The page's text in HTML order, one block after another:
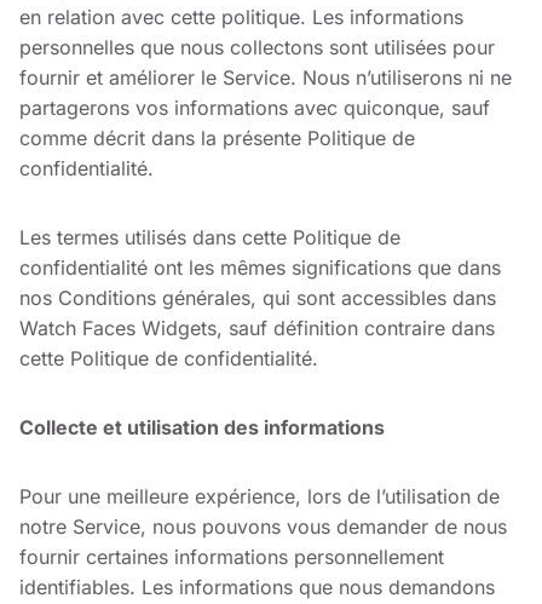
en relation avec cette politique. Les informations
personnelles que nous collectons sont utilisées pour
fournir et améliorer le Service. Nous n’utiliserons ni ne
partagerons vos informations avec quiconque, sauf
comme décrit dans la présente Politique de
confidentialité.
Les termes utilisés dans cette Politique de
confidentialité ont les mêmes significations que dans
nos Conditions générales, qui sont accessibles dans
Watch Faces Widgets, sauf définition contraire dans
cette Politique de confidentialité.
Collecte et utilisation des informations
Pour une meilleure expérience, lors de l’utilisation de
notre Service, nous pouvons vous demander de nous
fournir certaines informations personnellement
identifiables. Les informations que nous demandons